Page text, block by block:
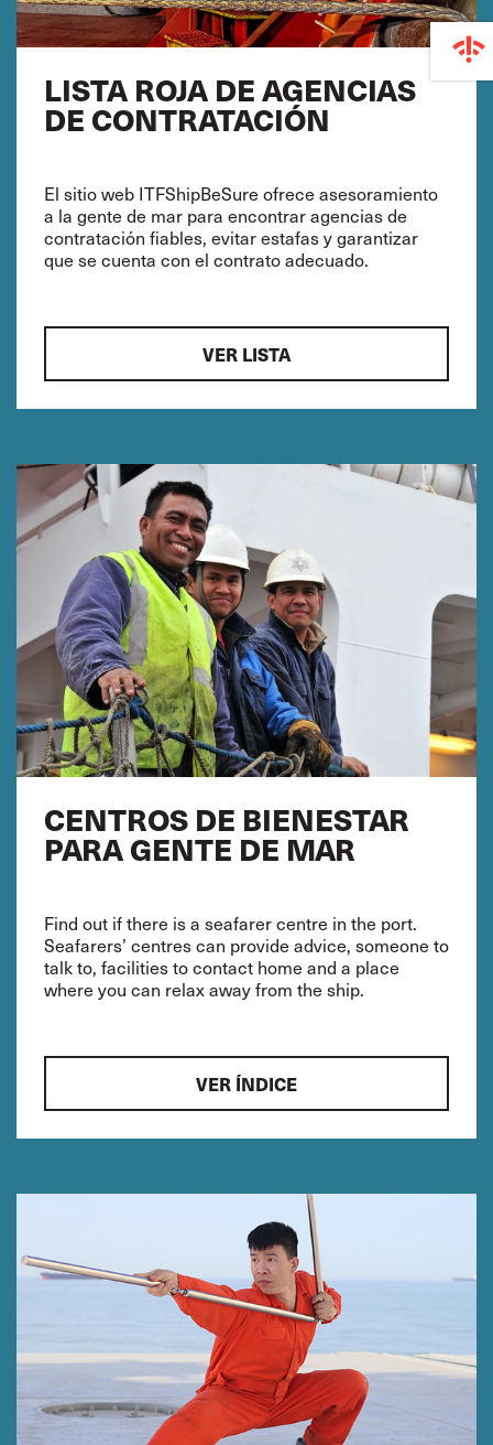
LISTA ROJA DE AGENCIAS
DE CONTRATACIÓN
El sitio web ITFShipBeSure ofrece asesoramiento
a la gente de mar para encontrar agencias de
contratación fiables, evitar estafas y garantizar
que se cuenta con el contrato adecuado.
VER LISTA
CENTROS DE BIENESTAR
PARA GENTE DE MAR
Find out if there is a seafarer centre in the port.
Seafarers’ centres can provide advice, someone to
talk to, facilities to contact home and a place
where you can relax away from the ship.
VER ÍNDICE